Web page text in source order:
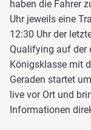
haben die Fahrer
Uhr jeweils eine
12:30 Uhr der
Qualifying auf der
Königsklasse mit
Geraden startet
live vor Ort und
Informationen